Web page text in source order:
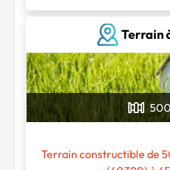
Terrain
500
Terrain constructible de